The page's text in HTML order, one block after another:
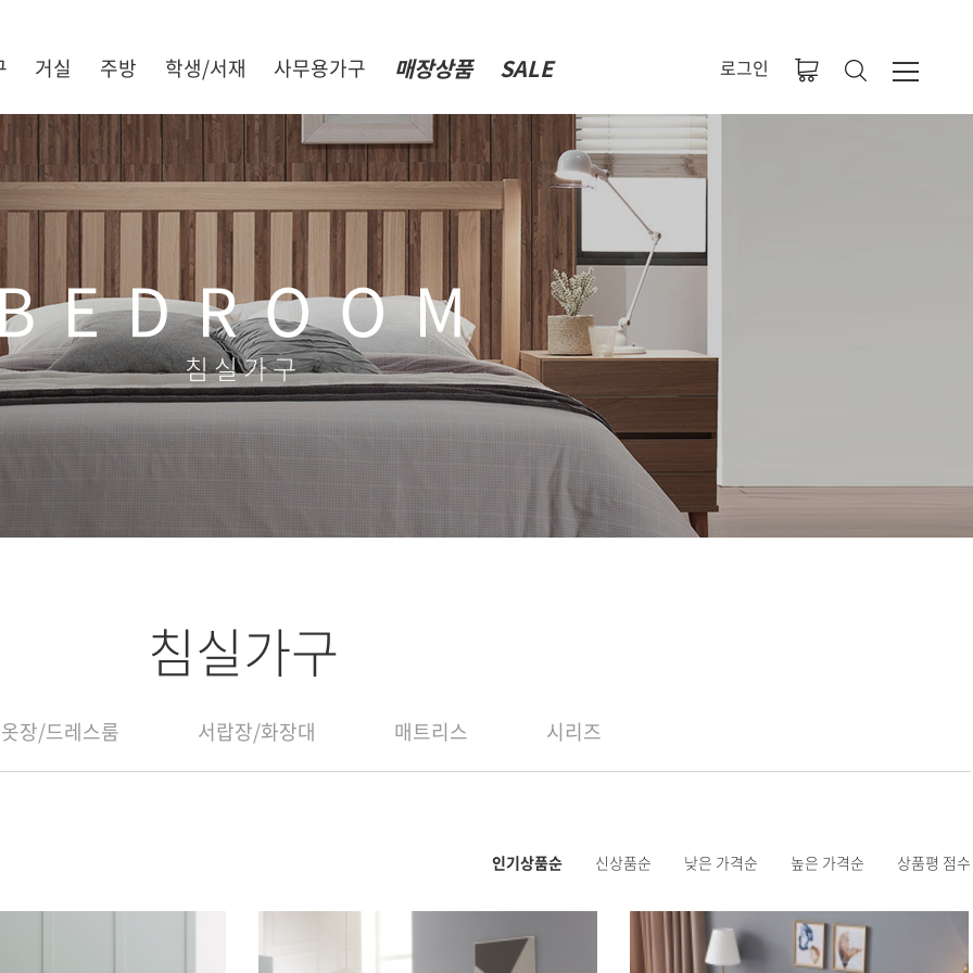
거실 주방 학생/서재 사무용가구 매장상품 SALE 로그인
침실가구
침실가구
옷장/드레스룸 서랍장/화장대 매트리스 시리즈
인기상품순 신상품순 낮은 가격순 높은 가격순 상품평 점수